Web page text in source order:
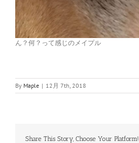
ん？何？って感じのメイプル
By Maple | 12月 7th, 2018
Share This Story, Choose Your Platform!